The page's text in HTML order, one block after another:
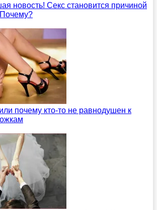
новость! Секс становится причиной
почему кто-то не равнодушен к